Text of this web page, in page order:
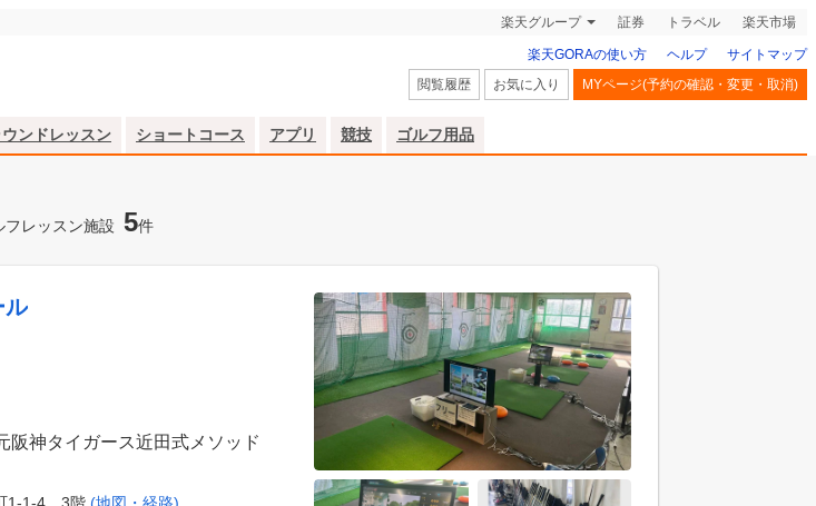
楽天グループ 証券 トラベル 楽天市場
楽天GORAの使い方 ヘルプ
サイトマップ
閲覧履歴
お気に入り MYページ(予約の確認・変更・取消)
ウンドレッスン ショートコース アプリ 競技 ゴルフ用品
レッスン施設 5件
ル
神タイガース近田式メソッド